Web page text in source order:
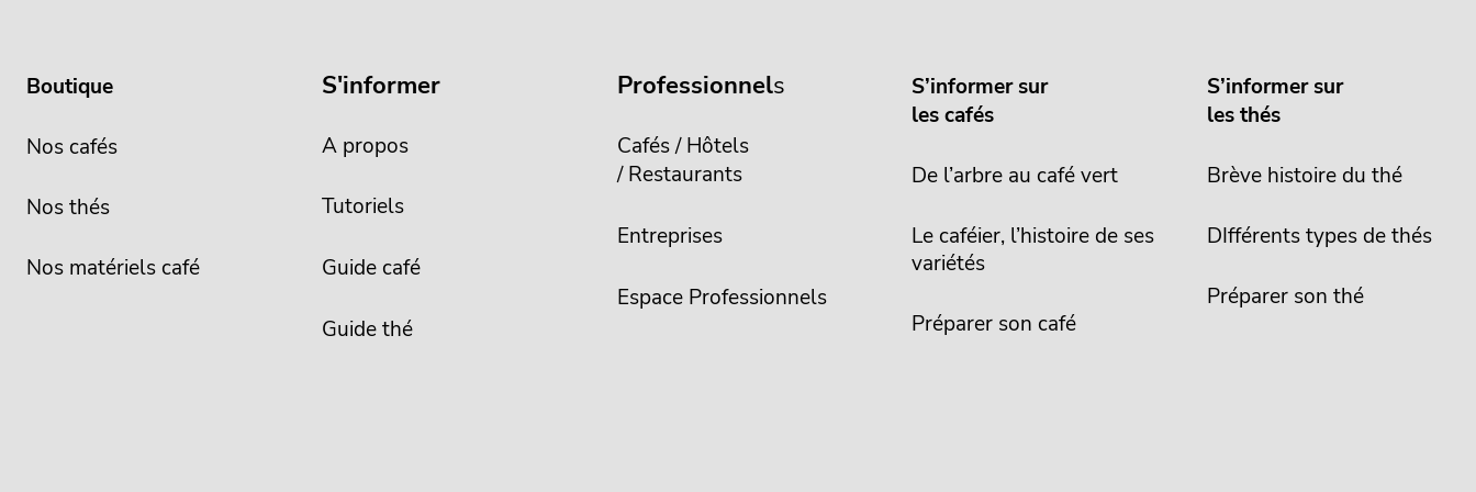
Boutique
Nos cafés
Nos thés
Nos matériels café
S'informer
A propos
Tutoriels
Guide café
Guide thé
Professionnels
Cafés / Hôtels
/ Restaurants
Entreprises
Espace Professionnels
S’informer sur
les cafés
De l’arbre au café vert
Le caféier, l’histoire de ses
variétés
Préparer son café
S’informer sur
les thés
Brève histoire du thé
DIfférents types de thés
Préparer son thé